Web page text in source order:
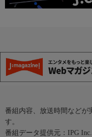
番組内容、放送時間などが
す。
番組データ提供元：IPG Inc.